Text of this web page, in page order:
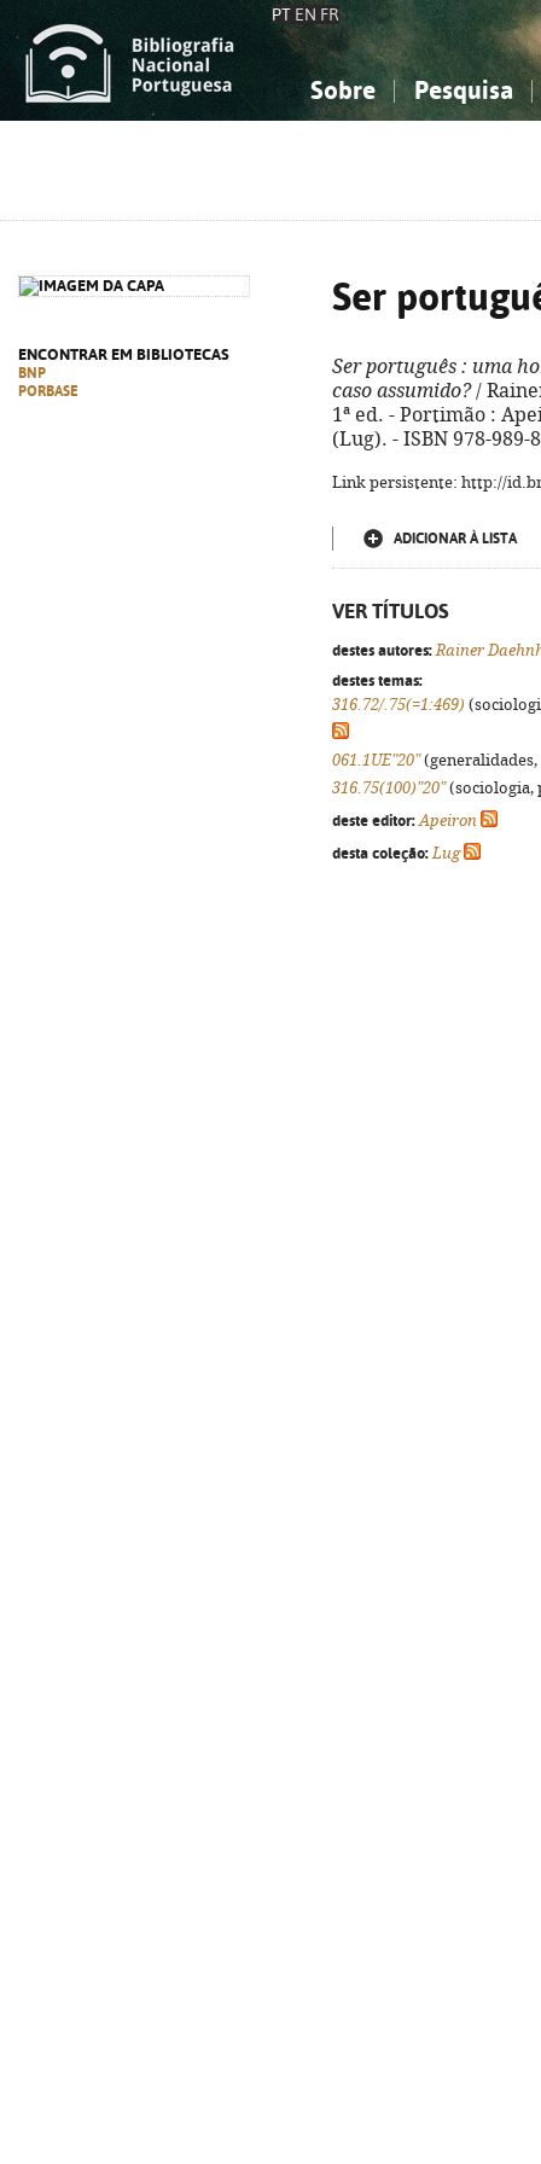
PT EN FR
Sobre Pesquisa
ENCONTRAR EM BIBLIOTECAS
BNP
PORBASE
Ser
Ser português : uma
caso assumido?/
1ª ed. - Portimão :
(Lug). - ISBN 978-989-
Link persistente: http://
ADICIONAR À LISTA
VER TÍTULOS
destes autores: Rainer
destes temas:
316.72/.75(=1:469)
061.1UE"20"
316.75(100)"20"(sociologia,
deste editor: Apeiron
desta coleção: Lug